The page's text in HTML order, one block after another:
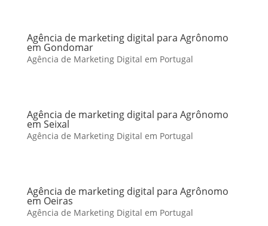
Agência de marketing digital para Agrônomo
em Gondomar
Agência de Marketing Digital em Portugal
Agência de marketing digital para Agrônomo
em Seixal
Agência de Marketing Digital em Portugal
Agência de marketing digital para Agrônomo
em Oeiras
Agência de Marketing Digital em Portugal